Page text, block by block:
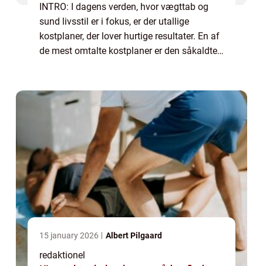
INTRO: I dagens verden, hvor vægttab og
sund livsstil er i fokus, er der utallige
kostplaner, der lover hurtige resultater. En af
de mest omtalte kostplaner er den såkaldte
15 january 2026 Albert Pilgaard
redaktionel